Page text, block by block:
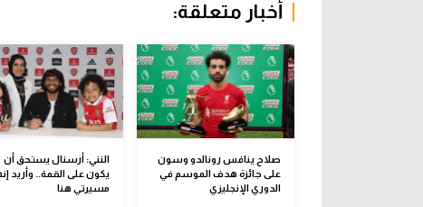
أخبار متعلقة:
صلاح ينافس رونالدو وسون
على جائزة هدف الموسم في
الدوري الإنجليزي
النني: أرسنال يستحق أن
يكون على القمة.. وأريد
مسيرتي هنا